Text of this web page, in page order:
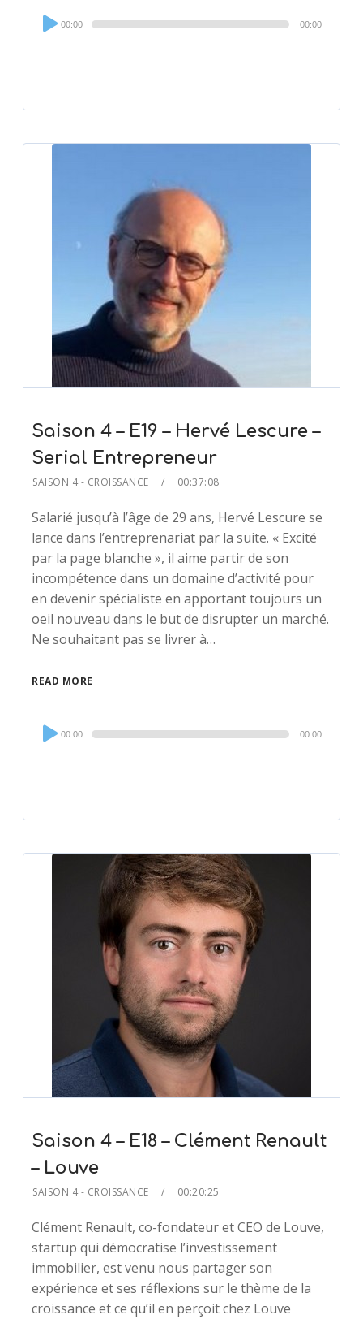
Audio
Player
00:00 00:00
Saison 4 – E19 – Hervé Lescure –
Serial Entrepreneur
SAISON 4 - CROISSANCE 00:37:08
Salarié jusqu’à l’âge de 29 ans, Hervé Lescure se
lance dans l’entreprenariat par la suite. « Excité
par la page blanche », il aime partir de son
incompétence dans un domaine d’activité pour
en devenir spécialiste en apportant toujours un
oeil nouveau dans le but de disrupter un marché.
Ne souhaitant pas se livrer à…
READ MORE
Audio
Player
00:00 00:00
Saison 4 – E18 – Clément Renault
– Louve
SAISON 4 - CROISSANCE 00:20:25
Clément Renault, co-fondateur et CEO de Louve,
startup qui démocratise l’investissement
immobilier, est venu nous partager son
expérience et ses réflexions sur le thème de la
croissance et ce qu’il en perçoit chez Louve